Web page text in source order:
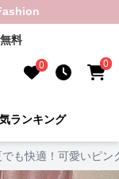
料
0 0
ランキング
でも快適！可愛いピン